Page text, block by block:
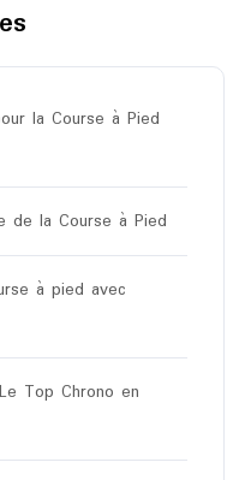
la Course à Pied
de la Course à Pied
à pied avec
Top Chrono en